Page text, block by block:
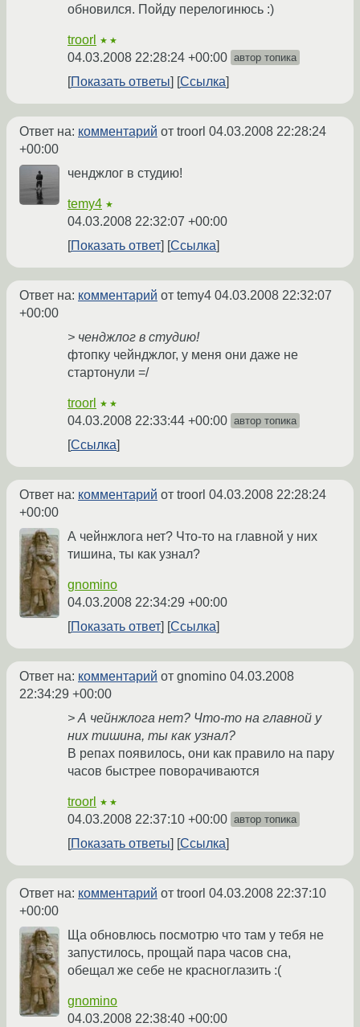
обновился. Пойду перелогинюсь :)
troorl ★★
04.03.2008 22:28:24 +00:00 автор топика
Показать ответы Ссылка
Ответ на: комментарий от troorl 04.03.2008 22:28:24
+00:00
ченджлог в студию!
temy4 ★
04.03.2008 22:32:07 +00:00
Показать ответ
Ссылка
Ответ на: комментарий от temy4 04.03.2008 22:32:07
+00:00
> ченджлог в студию!
фтопку чейнджлог, у меня они даже не
стартонули =/
troorl ★★
04.03.2008 22:33:44 +00:00 автор топика
Ссылка
Ответ на: комментарий от troorl 04.03.2008 22:28:24
+00:00
А чейнжлога нет? Что-то на главной у них
тишина, ты как узнал?
gnomino
04.03.2008 22:34:29 +00:00
Показать ответ
Ссылка
Ответ на: комментарий от gnomino 04.03.2008
22:34:29 +00:00
> А чейнжлога нет? Что-то на главной у
них тишина, ты как узнал?
В репах появилось, они как правило на пару
часов быстрее поворачиваются
troorl ★★
04.03.2008 22:37:10 +00:00 автор топика
Показать ответы Ссылка
Ответ на: комментарий от troorl 04.03.2008 22:37:10
+00:00
Ща обновлюсь посмотрю что там у тебя не
запустилось, прощай пара часов сна,
обещал же себе не красноглазить :(
gnomino
04.03.2008 22:38:40 +00:00